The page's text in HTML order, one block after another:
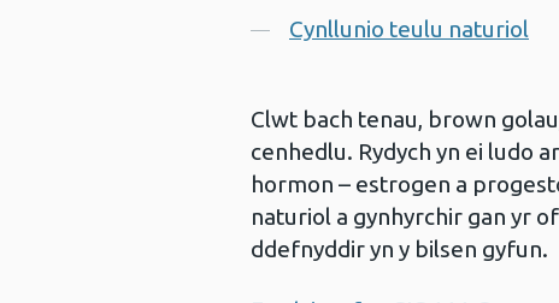
Cynllunio teulu naturiol
Clwt bach tenau, brown
cenhedlu. Rydych yn ei ludo
hormon – estrogen a
naturiol a gynhyrchir gan yr
ddefnyddir yn y bilsen gyfun.